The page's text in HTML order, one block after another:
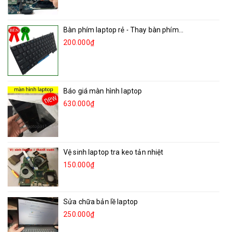
Bàn phím laptop rẻ - Thay bàn phím...
200.000₫
Báo giá màn hình laptop
630.000₫
Vệ sinh laptop tra keo tản nhiệt
150.000₫
Sửa chữa bản lề laptop
250.000₫